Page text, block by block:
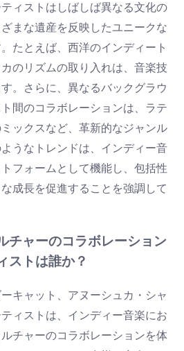
ィストはしばしば異なる文化の
まな遺産を反映したユニークな
たとえば、西洋のインディート
のリズムの取り入れは、音楽技
。さらに、異なるバックグラウ
間のコラボレーションは、ラテ
ックスなど、革新的なジャンル
うなトレンドは、インディー音
フォームとして機能し、包括性
成長を促進することを強調して
チャーのコラボレーション
ストは誰か？
キャット、アヌーシュカ・シャ
ィストは、インディー音楽にお
チャーのコラボレーションを体